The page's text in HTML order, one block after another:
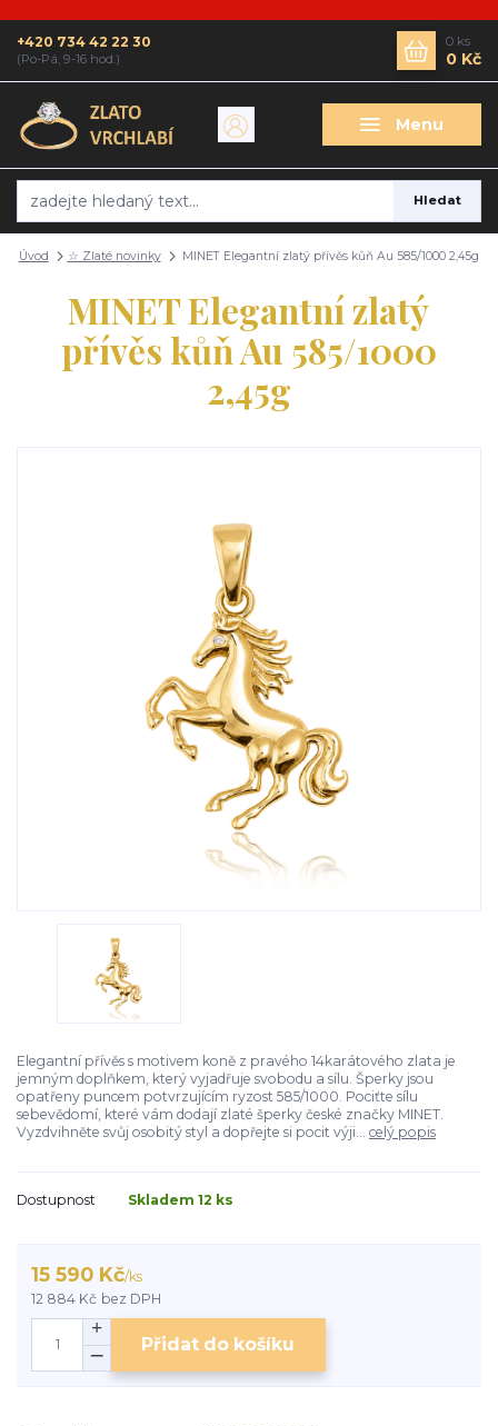
Menu
Hledat
+420 734 42 22 30
(Po-Pá, 9-16 hod.)
0 ks
0 Kč
Úvod ☆ Zlaté novinky MINET Elegantní zlatý přívěs kůň Au 585/1000 2,45g
MINET Elegantní zlatý
přívěs kůň Au 585/1000
2,45g
Elegantní přívěs s motivem koně z pravého 14karátového zlata je
jemným doplňkem, který vyjadřuje svobodu a sílu. Šperky jsou
opatřeny puncem potvrzujícím ryzost 585/1000. Pociťte sílu
sebevědomí, které vám dodají zlaté šperky české značky MINET.
Vyzdvihněte svůj osobitý styl a dopřejte si pocit výji... celý popis
Dostupnost Skladem 12 ks
15 590 Kč/ks
12 884 Kč bez DPH
Přidat do košíku